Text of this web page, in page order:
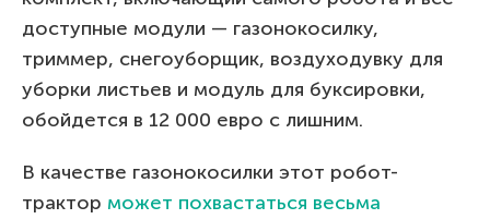
доступные модули — газонокосилку,
триммер, снегоуборщик, воздуходувку для
уборки листьев и модуль для буксировки,
обойдется в 12 000 евро с лишним.
В качестве газонокосилки этот робот-
трактор может похвастаться весьма